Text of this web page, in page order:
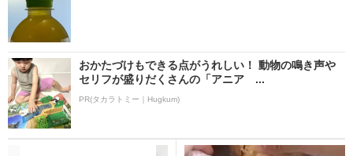
おかたづけもできる点がうれしい！ 動物の鳴き声や
セリフが盛りだくさんの「アニア ...
PR(タカラトミー｜Hugkum)